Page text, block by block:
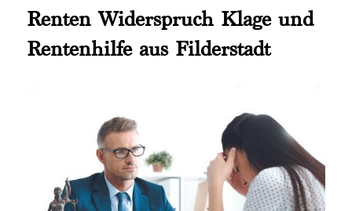
Renten Widerspruch Klage und
Rentenhilfe aus Filderstadt